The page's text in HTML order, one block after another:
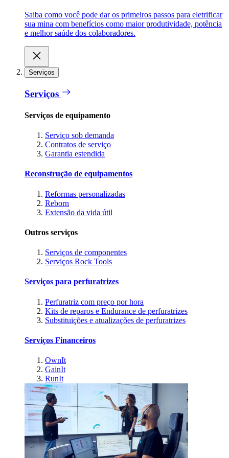
Saiba como você pode dar os primeiros passos para eletrificar
sua mina com benefícios como maior produtividade, potência
e melhor saúde dos colaboradores.
Serviços
Serviços
Serviços de equipamento
Serviço sob demanda
Contratos de serviço
Garantia estendida
Reconstrução de equipamentos
Reformas personalizadas
Reborn
Extensão da vida útil
Outros serviços
Serviços de componentes
Serviços Rock Tools
Serviços para perfuratrizes
Perfuratriz com preço por hora
Kits de reparos e Endurance de perfuratrizes
Substituições e atualizações de perfuratrizes
Serviços Financeiros
OwnIt
GainIt
RunIt